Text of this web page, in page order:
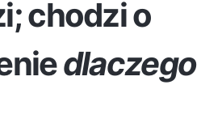
chodzi o
dlaczego